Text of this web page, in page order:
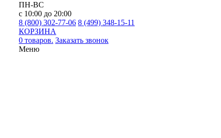
ПН-ВС
с 10:00 до 20:00
8 (800) 302-77-06 8 (499) 348-15-11
КОРЗИНА
0 товаров. Заказать звонок
Меню